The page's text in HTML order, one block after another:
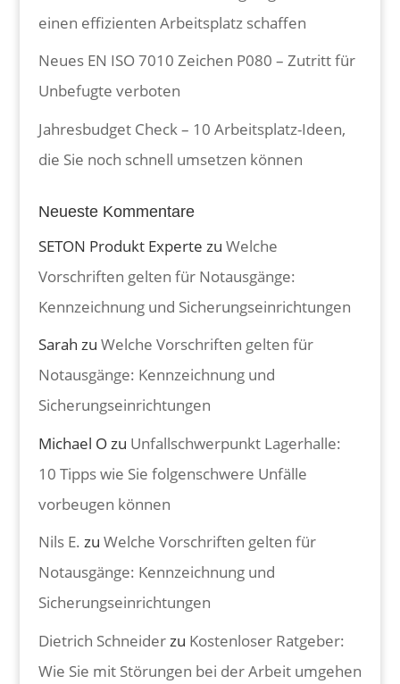
einen effizienten Arbeitsplatz schaffen
Neues EN ISO 7010 Zeichen P080 – Zutritt für
Unbefugte verboten
Jahresbudget Check – 10 Arbeitsplatz-Ideen,
die Sie noch schnell umsetzen können
Neueste Kommentare
SETON Produkt Experte zu Welche
Vorschriften gelten für Notausgänge:
Kennzeichnung und Sicherungseinrichtungen
Sarah zu Welche Vorschriften gelten für
Notausgänge: Kennzeichnung und
Sicherungseinrichtungen
Michael Ozu Unfallschwerpunkt Lagerhalle:
10 Tipps wie Sie folgenschwere Unfälle
vorbeugen können
Nils E. zu Welche Vorschriften gelten für
Notausgänge: Kennzeichnung und
Sicherungseinrichtungen
Dietrich Schneiderzu Kostenloser Ratgeber:
Wie Sie mit Störungen bei der Arbeit umgehen